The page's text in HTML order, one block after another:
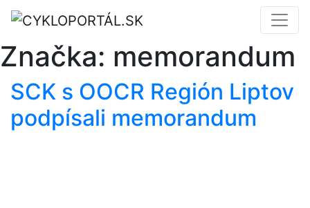
Značka: memorandum
SCK s OOCR Región Liptov
podpísali memorandum